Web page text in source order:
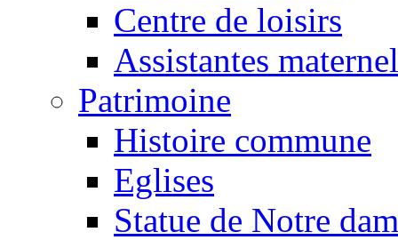
Centre de loisirs
Assistantes
Patrimoine
Histoire commune
Eglises
Statue de Notre